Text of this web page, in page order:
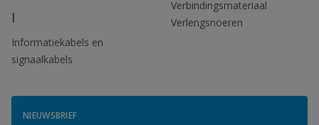
I
Informatiekabels en
signaalkabels
Verbindingsmateriaal
Verlengsnoeren
NIEUWSBRIEF